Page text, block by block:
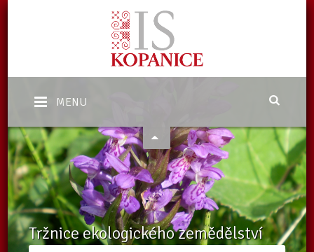
MENU
Tržnice ekologického zemědělství